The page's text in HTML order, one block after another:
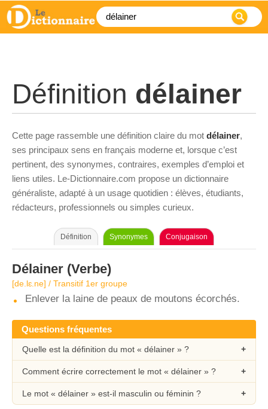
Définition délainer
Cette page rassemble une définition claire du mot délainer,
ses principaux sens en français moderne et, lorsque c’est
pertinent, des synonymes, contraires, exemples d’emploi et
liens utiles. Le-Dictionnaire.com propose un dictionnaire
généraliste, adapté à un usage quotidien : élèves, étudiants,
rédacteurs, professionnels ou simples curieux.
Définition Synonymes Conjugaison
Délainer (Verbe)
[de.lɛ.ne] / Transitif 1er groupe
Enlever la laine de peaux de moutons écorchés.
Questions fréquentes
Quelle est la définition du mot « délainer » ?
Comment écrire correctement le mot « délainer » ?
Le mot « délainer » est-il masculin ou féminin ?